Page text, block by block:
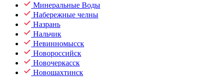
Минеральные Воды
Набережные челны
Назрань
Нальчик
Невинномысск
Новороссийск
Новочеркасск
Новошахтинск